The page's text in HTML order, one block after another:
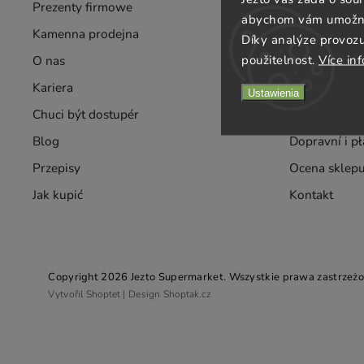
abychom vám
Díky analýze
použitelnost. Více
Ustawienia
Prezenty firmowe
Kamenna prodejna
O nas
Kariera
Chuci být dostupér
Blog
Przepisy
Jak kupić
Hurt
Dostawy
Smak
Warunki
Dopravní i
Ocena sklepu
Kontakt
Copyright 2026 Jezto Supermarket. Wszystkie prawa
Vytvořil Shoptet | Design Shoptak.cz